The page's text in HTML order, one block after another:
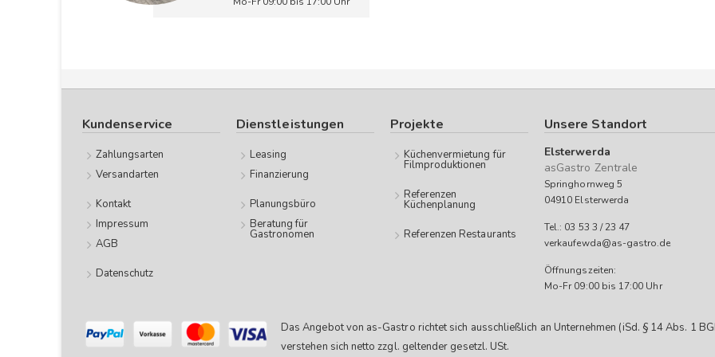
Kundenservice
Zahlungsarten
Versandarten
Kontakt
Impressum
AGB
Datenschutz
Dienstleistungen
Leasing
Finanzierung
Planungsbüro
Beratung für
Gastronomen
Projekte
Küchenvermietung für
Filmproduktionen
Referenzen
Küchenplanung
Referenzen Restaurants
Unsere Standort
Elsterwerda
asGastro Zentrale
Springhornweg 5
04910 Elsterwerda
Tel.: 03 53 3 / 23 47
verkaufewda@as-gastro.de
Öffnungszeiten:
Mo-Fr 09:00 bis 17:00 Uhr
Das Angebot von as-Gastro richtet sich ausschließlich an Unternehmen (iSd. § 14 Abs. 1
verstehen sich netto zzgl. geltender gesetzl. USt.